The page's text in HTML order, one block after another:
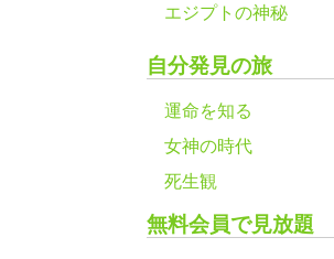
エジプトの神秘
自分発見の旅
運命を知る
女神の時代
死生観
無料会員で見放題